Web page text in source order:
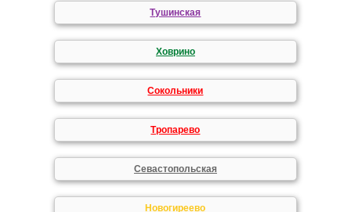
Тушинская
Ховрино
Сокольники
Тропарево
Севастопольская
Новогиреево